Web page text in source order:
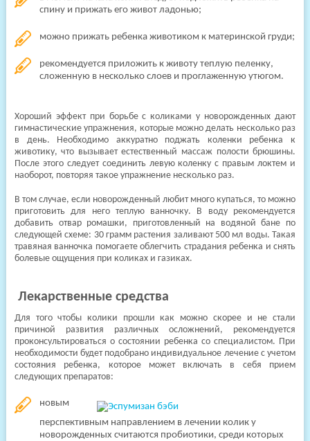
спину и прижать его живот ладонью;
можно прижать ребенка животиком к материнской груди;
рекомендуется приложить к животу теплую пеленку,
сложенную в несколько слоев и проглаженную утюгом.
Хороший эффект при борьбе с коликами у новорожденных дают
гимнастические упражнения, которые можно делать несколько раз
в день. Необходимо аккуратно поджать коленки ребенка к
животику, что вызывает естественный массаж полости брюшины.
После этого следует соединить левую коленку с правым локтем и
наоборот, повторяя такое упражнение несколько раз.
В том случае, если новорожденный любит много купаться, то можно
приготовить для него теплую ванночку. В воду рекомендуется
добавить отвар ромашки, приготовленный на водяной бане по
следующей схеме: 30 грамм растения заливают 500 мл воды. Такая
травяная ванночка помогаете облегчить страдания ребенка и снять
болевые ощущения при коликах и газиках.
Лекарственные средства
Для того чтобы колики прошли как можно скорее и не стали
причиной развития различных осложнений, рекомендуется
проконсультироваться о состоянии ребенка со специалистом. При
необходимости будет подобрано индивидуальное лечение с учетом
состояния ребенка, которое может включать в себя прием
следующих препаратов:
новым
перспективным направлением в лечении колик у
новорожденных считаются пробиотики, среди которых